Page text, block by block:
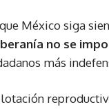
México siga
no se
más